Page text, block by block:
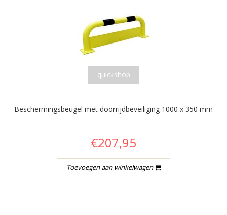
quickshop
Beschermingsbeugel met doorrijdbeveiliging 1000 x 350 mm
€207,95
Toevoegen aan winkelwagen